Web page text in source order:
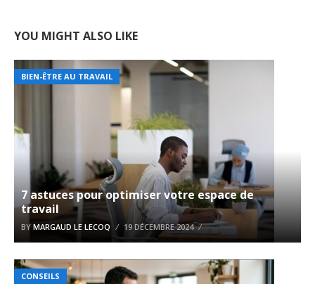
YOU MIGHT ALSO LIKE
BIEN-ÊTRE AU TRAVAIL
7 astuces pour optimiser votre espace de
travail
BY MARGAUD LE LECOQ 19 DÉCEMBRE 2024
CONSEILS